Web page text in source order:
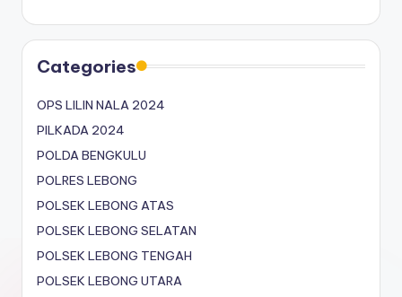
Categories
OPS LILIN NALA 2024
PILKADA 2024
POLDA BENGKULU
POLRES LEBONG
POLSEK LEBONG ATAS
POLSEK LEBONG SELATAN
POLSEK LEBONG TENGAH
POLSEK LEBONG UTARA